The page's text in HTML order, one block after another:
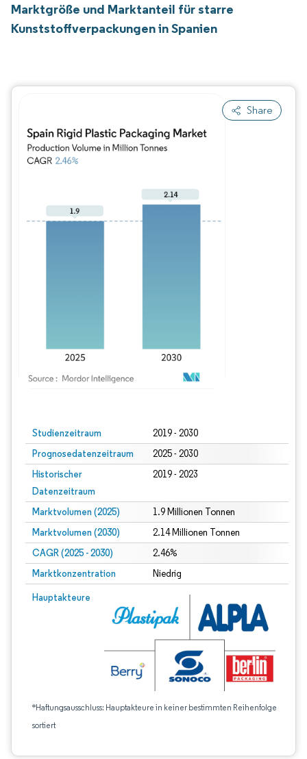
Marktgröße und Marktanteil für starre
Kunststoffverpackungen in Spanien
Share
Studienzeitraum 2019 - 2030
Prognosedatenzeitraum 2025 - 2030
Historischer
Datenzeitraum
2019 - 2023
Marktvolumen (2025) 1.9 Millionen Tonnen
Marktvolumen (2030) 2.14 Millionen Tonnen
CAGR (2025 - 2030) 2.46%
Marktkonzentration Niedrig
Hauptakteure
*Haftungsausschluss: Hauptakteure in keiner bestimmten Reihenfolge
sortiert